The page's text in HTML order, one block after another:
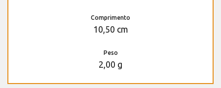
Comprimento
10,50 cm
Peso
2,00 g